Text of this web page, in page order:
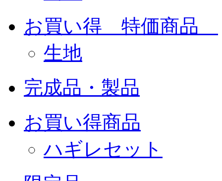
お買い得 特価商品
生地
完成品・製品
お買い得商品
ハギレセット